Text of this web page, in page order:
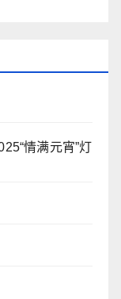
情满元宵”灯